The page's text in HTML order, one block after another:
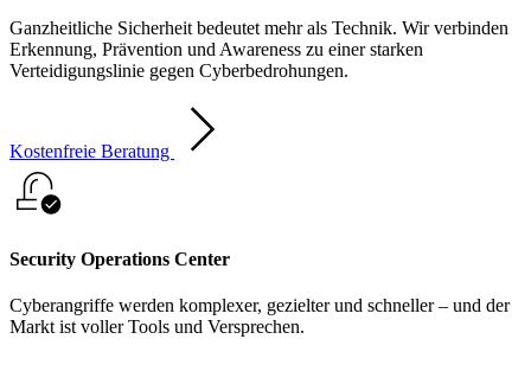
Ganzheitliche Sicherheit bedeutet mehr als Technik. Wir verbinden
Erkennung, Prävention und Awareness zu einer starken
Verteidigungslinie gegen Cyberbedrohungen.
Kostenfreie Beratung
Security Operations Center
Cyberangriffe werden komplexer, gezielter und schneller – und der
Markt ist voller Tools und Versprechen.